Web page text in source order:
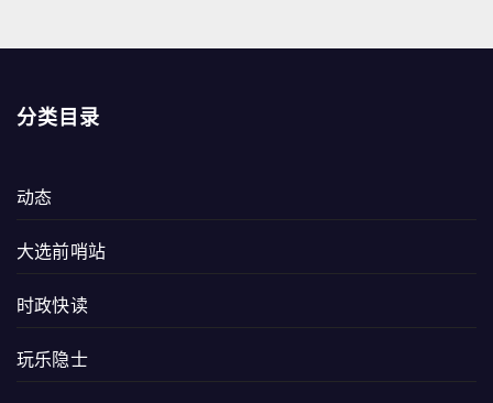
分类目录
动态
大选前哨站
时政快读
玩乐隐士